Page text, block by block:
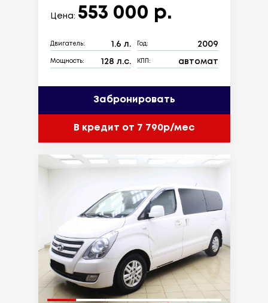
Цена: 553 000 р.
Двигатель: 1.6 л. Год: 2009
Мощность: 128 л.с. КПП: автомат
Забронировать
В кредит от 7 790р/мес